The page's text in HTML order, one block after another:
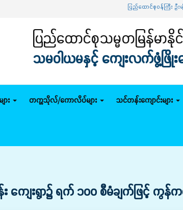
ပြည်ထောင်စုဝန်ကြီး ဦးမျိုးဇော်သိ
ပြည်ထောင်စုသမ္မတမြန်မာ
သမဝါယမနှင့် ကျေးလက်ဖွံ့ဖြိုးရ
ား တက္ကသိုလ်/ကောလိပ်များ သင်တန်းကျောင်းများ
ကျေးရွာ၌ ရက် ၁၀၀ စီမံချက်ဖြင့် ကွန်